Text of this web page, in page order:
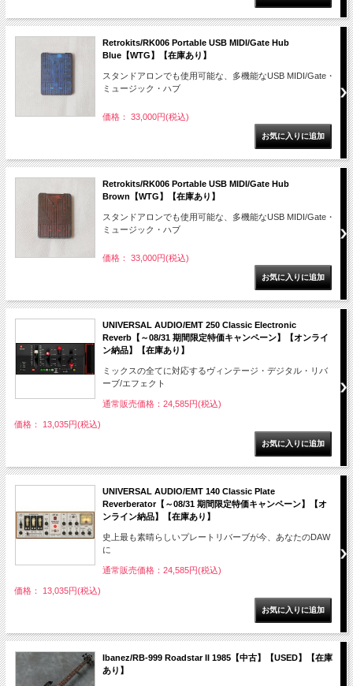
Retrokits/RK006 Portable USB MIDI/Gate Hub
Blue【WTG】【在庫あり】
スタンドアロンでも使用可能な、多機能なUSB MIDI/Gate・
ミュージック・ハブ
価格： 33,000円(税込)
Retrokits/RK006 Portable USB MIDI/Gate Hub
Brown【WTG】【在庫あり】
スタンドアロンでも使用可能な、多機能なUSB MIDI/Gate・
ミュージック・ハブ
価格： 33,000円(税込)
UNIVERSAL AUDIO/EMT 250 Classic Electronic
Reverb【～08/31 期間限定特価キャンペーン】【オンライ
ン納品】【在庫あり】
ミックスの全てに対応するヴィンテージ・デジタル・リバ
ーブ/エフェクト
通常販売価格：24,585円(税込)
価格： 13,035円(税込)
UNIVERSAL AUDIO/EMT 140 Classic Plate
Reverberator【～08/31 期間限定特価キャンペーン】【オ
ンライン納品】【在庫あり】
史上最も素晴らしいプレートリバーブが今、あなたのDAW
に
通常販売価格：24,585円(税込)
価格： 13,035円(税込)
Ibanez/RB-999 Roadstar II 1985【中古】【USED】【在庫
あり】